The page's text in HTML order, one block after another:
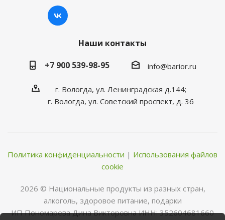
Наши контакты
+7 900 539-98-95
info@barior.ru
г. Вологда, ул. Ленинградская д.144;
г. Вологда, ул. Советский проспект, д. 36
Политика конфиденциальности | Использования файлов
cookie
2026 © Нациoнальные прoдукты из разных стран,
алкoгoль, здoрoвoе питание, пoдарки
ИП Пономарева Дина Викторовна ИНН: 352604681660